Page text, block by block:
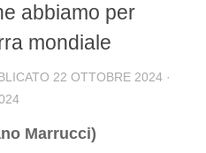
abbiamo per
mondiale
22 OTTOBRE 2024 ·
Marrucci)